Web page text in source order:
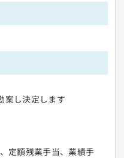
案し決定します
定額残業手当、業績手